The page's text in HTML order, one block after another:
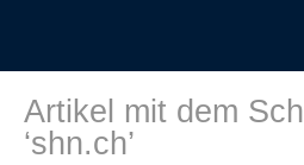
Artikel mit dem
‘shn.ch’